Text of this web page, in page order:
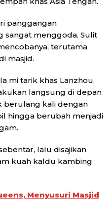
panggangan
sangat menggoda. Sulit
terutama
masjid.
mi tarik khas Lanzhou.
langsung di depan
berulang kali dengan
hingga berubah menjadi
lalu disajikan
kuah kaldu kambing
Menyusuri Masjid